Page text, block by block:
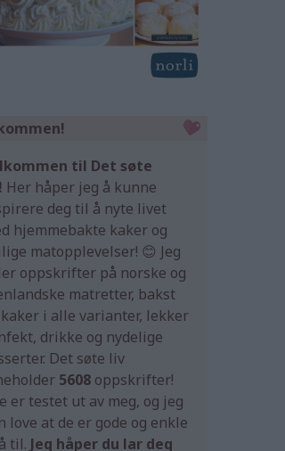
til Det søte
Her håper jeg å kunne
deg til å nyte livet
hjemmebakte kaker og
matopplevelser! 😊 Jeg
oppskrifter på norske og
matretter, bakst
i alle varianter, lekker
drikke og nydelige
Det søte liv
5608 oppskrifter!
er testet ut av meg, og jeg
love at de er gode og enkle
til. Jeg håper du lar deg